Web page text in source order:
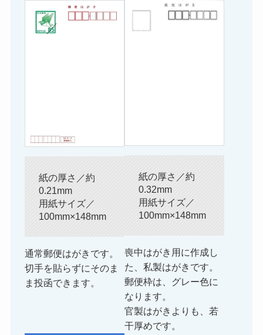
紙の厚さ／約
0.21mm
用紙サイズ／
100mm×148mm
通常郵便はがきです。
切手を貼らずにそのま
ま投函できます。
紙の厚さ／約
0.32mm
用紙サイズ／
100mm×148mm
喪中はがき用に作成し
た、私製はがきです。
郵便枠は、グレー色に
なります。
官製はがきよりも、若
干厚めです。